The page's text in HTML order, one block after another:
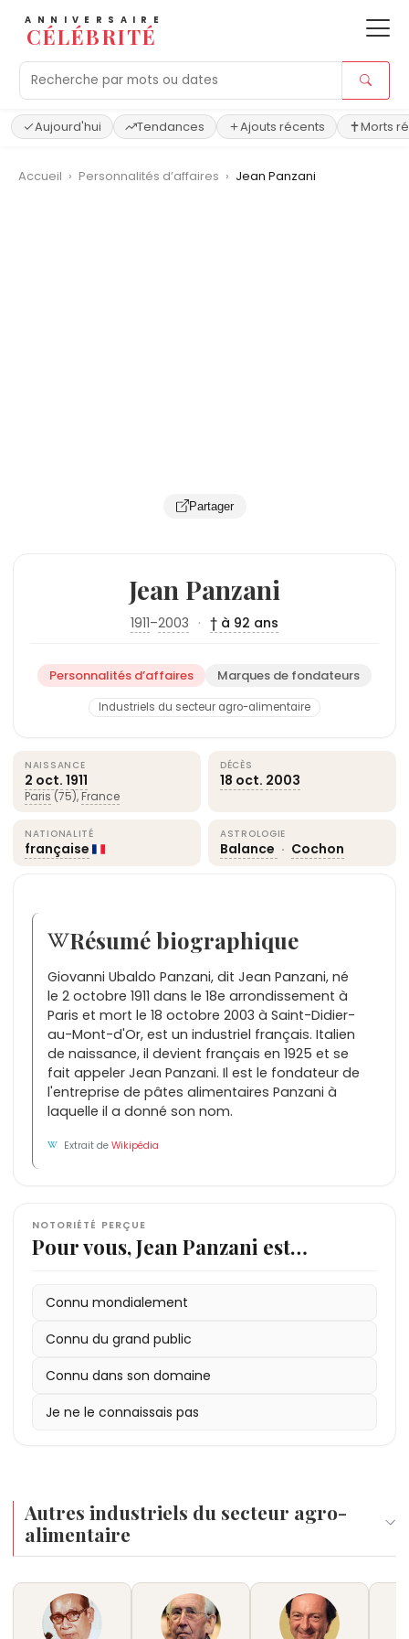
ANNIVERSAIRE
CÉLÉBRITÉ
Aujourd'hui Tendances Ajouts récents Morts
Accueil › Personnalités d’affaires › Jean Panzani
Partager
Jean Panzani
1911–2003 · † à 92 ans
Personnalités d’affaires Marques de fondateurs
Industriels du secteur agro-alimentaire
NAISSANCE
2 oct. 1911
Paris (75), France
DÉCÈS
18 oct. 2003
NATIONALITÉ
française
ASTROLOGIE
Balance · Cochon
Résumé biographique
Giovanni Ubaldo Panzani, dit Jean Panzani, né
le 2 octobre 1911 dans le 18e arrondissement à
Paris et mort le 18 octobre 2003 à Saint-Didier-
au-Mont-d'Or, est un industriel français. Italien
de naissance, il devient français en 1925 et se
fait appeler Jean Panzani. Il est le fondateur de
l'entreprise de pâtes alimentaires Panzani à
laquelle il a donné son nom.
Extrait deWikipédia
NOTORIÉTÉ PERÇUE
Pour vous, Jean Panzani est…
Connu mondialement
Connu du grand public
Connu dans son domaine
Je ne le connaissais pas
Autres industriels du secteur agro-
alimentaire